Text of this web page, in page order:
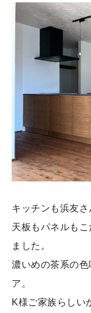
キッチンも浜友さ
天板もパネルも
ました。
濃いめの茶系の
ア。
K様ご家族らしい